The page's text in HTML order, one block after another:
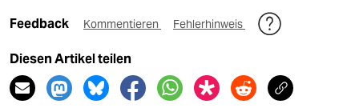
Feedback Kommentieren Fehlerhinweis
Diesen Artikel teilen